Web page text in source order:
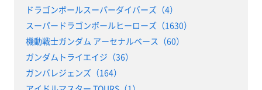
ドラゴンボールスーパーダイバーズ（4）
スーパードラゴンボールヒーローズ（1630）
機動戦士ガンダム アーセナルベース（60）
ガンダムトライエイジ（36）
ガンバレジェンズ（164）